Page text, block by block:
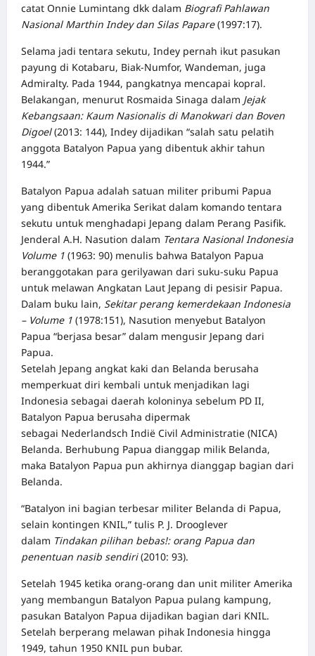
catat Onnie Lumintang dkk dalam Biografi Pahlawan
Nasional Marthin Indey dan Silas Papare(1997:17).
Selama jadi tentara sekutu, Indey pernah ikut pasukan
payung di Kotabaru, Biak-Numfor, Wandeman, juga
Admiralty. Pada 1944, pangkatnya mencapai kopral.
Belakangan, menurut Rosmaida Sinaga dalam Jejak
Kebangsaan: Kaum Nasionalis di Manokwari dan Boven
Digoel(2013: 144), Indey dijadikan “salah satu pelatih
anggota Batalyon Papua yang dibentuk akhir tahun
1944.”
Batalyon Papua adalah satuan militer pribumi Papua
yang dibentuk Amerika Serikat dalam komando tentara
sekutu untuk menghadapi Jepang dalam Perang Pasifik.
Jenderal A.H. Nasution dalam Tentara Nasional Indonesia
Volume 1 (1963: 90) menulis bahwa Batalyon Papua
beranggotakan para gerilyawan dari suku-suku Papua
untuk melawan Angkatan Laut Jepang di pesisir Papua.
Dalam buku lain, Sekitar perang kemerdekaan Indonesia
– Volume 1 (1978:151), Nasution menyebut Batalyon
Papua “berjasa besar” dalam mengusir Jepang dari
Papua.
Setelah Jepang angkat kaki dan Belanda berusaha
memperkuat diri kembali untuk menjadikan lagi
Indonesia sebagai daerah koloninya sebelum PD II,
Batalyon Papua berusaha dipermak
sebagai Nederlandsch Indië Civil Administratie (NICA)
Belanda. Berhubung Papua dianggap milik Belanda,
maka Batalyon Papua pun akhirnya dianggap bagian dari
Belanda.
“Batalyon ini bagian terbesar militer Belanda di Papua,
selain kontingen KNIL,” tulis P. J. Drooglever
dalam Tindakan pilihan bebas!: orang Papua dan
penentuan nasib sendiri(2010: 93).
Setelah 1945 ketika orang-orang dan unit militer Amerika
yang membangun Batalyon Papua pulang kampung,
pasukan Batalyon Papua dijadikan bagian dari KNIL.
Setelah berperang melawan pihak Indonesia hingga
1949, tahun 1950 KNIL pun bubar.